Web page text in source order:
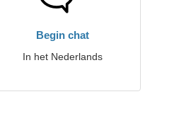
Begin chat
In het Nederlands